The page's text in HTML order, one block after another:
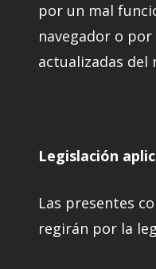
por un mal
navegador o
actualizadas del
Legislación
Las presentes
regirán por la